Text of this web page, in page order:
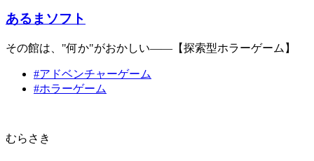
あるまソフト
その館は、"何か"がおかしい――【探索型ホラーゲーム】
#アドベンチャーゲーム
#ホラーゲーム
むらさき